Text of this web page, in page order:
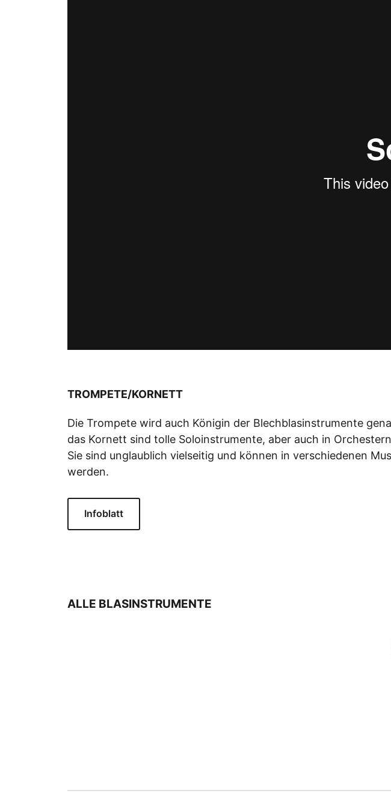
TROMPETE/KORNETT
Die Trompete wird auch Königin der Blechblasinstrumente
das Kornett sind tolle Soloinstrumente, aber auch in
Sie sind unglaublich vielseitig und können in verschiedenen
werden.
Infoblatt
ALLE BLASINSTRUMENTE